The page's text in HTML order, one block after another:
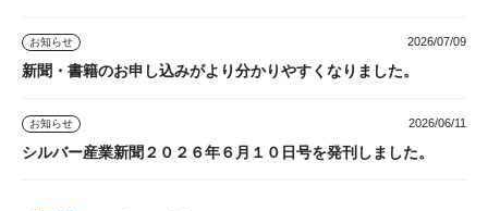
お知らせ 2026/07/09
新聞・書籍のお申し込みがより分かりやすくなりました。
お知らせ 2026/06/11
シルバー産業新聞２０２６年６月１０日号を発刊しました。